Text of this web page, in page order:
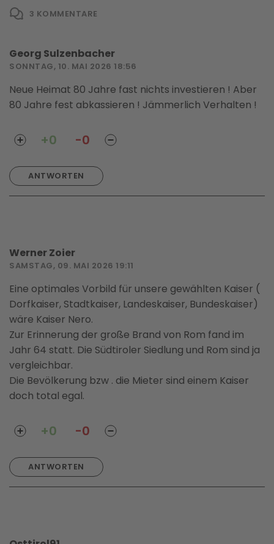
3 KOMMENTARE
Georg Sulzenbacher
SONNTAG, 10. MAI 2026 18:56
Neue Heimat 80 Jahre fast nichts investieren ! Aber
80 Jahre fest abkassieren ! Jämmerlich Verhalten !
ANTWORTEN
+0 -0
Werner Zoier
SAMSTAG, 09. MAI 2026 19:11
Eine optimales Vorbild für unsere gewählten Kaiser (
Dorfkaiser, Stadtkaiser, Landeskaiser, Bundeskaiser)
wäre Kaiser Nero.
Zur Erinnerung der große Brand von Rom fand im
Jahr 64 statt. Die Südtiroler Siedlung und Rom sind ja
vergleichbar.
Die Bevölkerung bzw . die Mieter sind einem Kaiser
doch total egal.
ANTWORTEN
+0 -0